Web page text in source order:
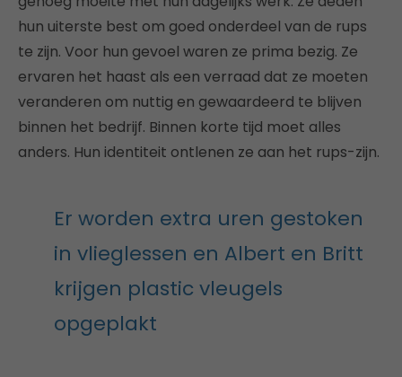
hun uiterste best om goed onderdeel van de rups
te zijn. Voor hun gevoel waren ze prima bezig. Ze
ervaren het haast als een verraad dat ze moeten
veranderen om nuttig en gewaardeerd te blijven
binnen het bedrijf. Binnen korte tijd moet alles
anders. Hun identiteit ontlenen ze aan het rups-zijn.
Er worden extra uren gestoken
in vlieglessen en Albert en Britt
krijgen plastic vleugels
opgeplakt